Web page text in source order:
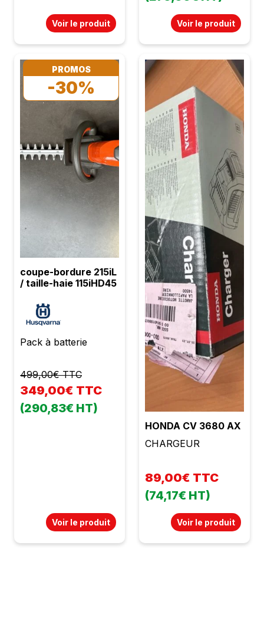
Voir le produit Voir le produit
PROMOS
-30%
coupe-bordure 215iL
/ taille-haie 115iHD45
Pack à batterie
499,00€ TTC
349,00€ TTC
(290,83€ HT)
Voir le produit
HONDA CV 3680 AX
CHARGEUR
89,00€ TTC
(74,17€ HT)
Voir le produit